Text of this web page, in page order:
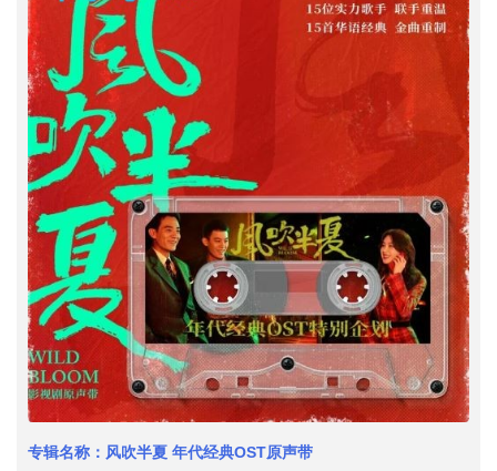
专辑名称：风吹半夏 年代经典OST原声带